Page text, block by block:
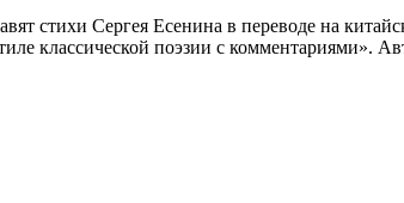
классической поэзии с комментариями».